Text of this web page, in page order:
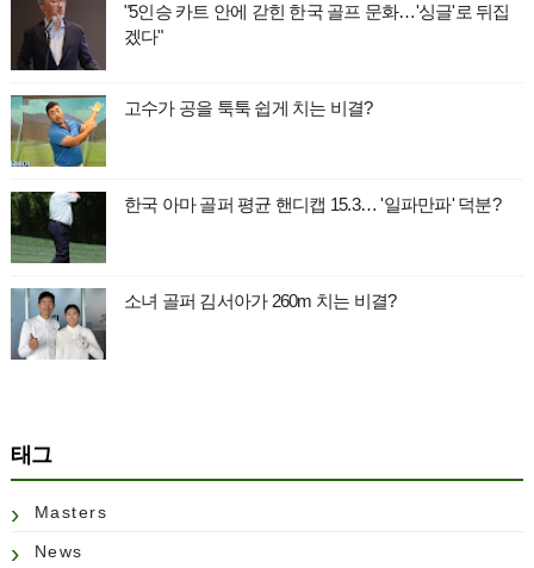
"5인승 카트 안에 갇힌 한국 골프 문화…'싱글'로 뒤집
겠다"
고수가 공을 툭툭 쉽게 치는 비결?
한국 아마 골퍼 평균 핸디캡 15.3… '일파만파' 덕분?
소녀 골퍼 김서아가 260m 치는 비결?
태그
Masters
News